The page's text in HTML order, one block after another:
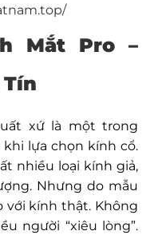
Mắt Pro –
Tín
xứ là một trong
lựa chọn kính cổ.
nhiều loại kính giả,
Nhưng do mẫu
với kính thật. Không
người “xiêu lòng”.